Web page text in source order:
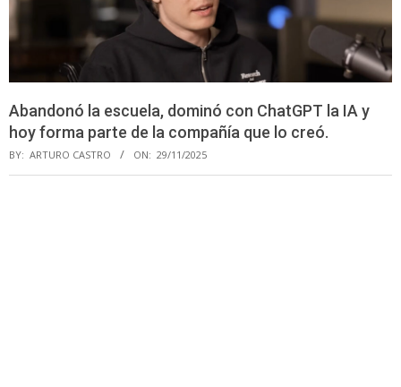
Abandonó la escuela, dominó con ChatGPT la IA y
hoy forma parte de la compañía que lo creó.
BY: ARTURO CASTRO ON: 29/11/2025